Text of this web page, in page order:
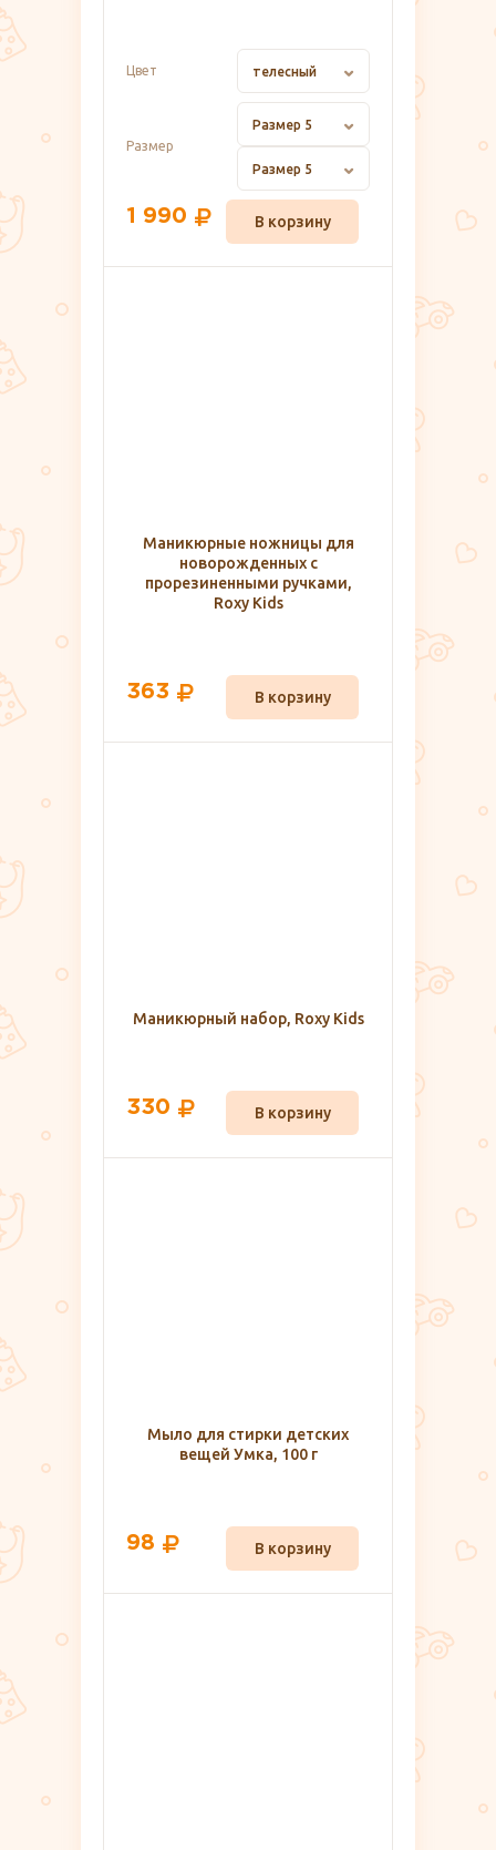
Цвет телесный
Размер
Размер 5
Размер 5
1 990 В корзину
Маникюрные ножницы для
новорожденных с
прорезиненными ручками,
Roxy Kids
363 В корзину
Маникюрный набор, Roxy Kids
330 В корзину
Мыло для стирки детских
вещей Умка, 100 г
98 В корзину